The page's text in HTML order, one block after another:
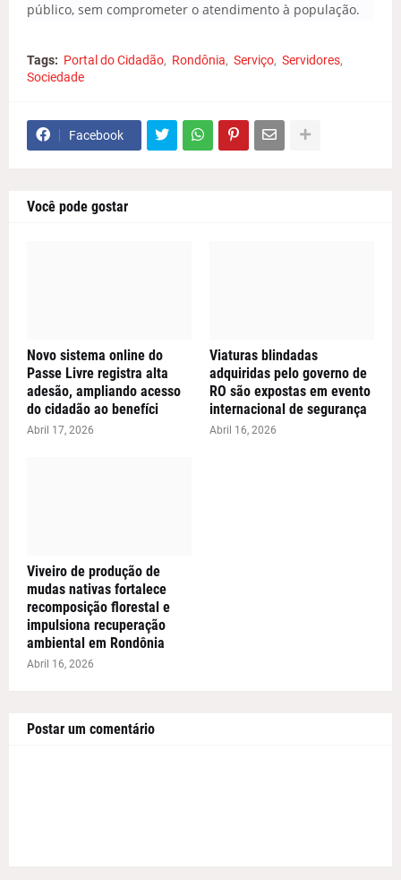
público, sem comprometer o atendimento à população.
Tags: Portal do Cidadão Rondônia Serviço Servidores
Sociedade
Facebook
Você pode gostar
Novo sistema online do
Passe Livre registra alta
adesão, ampliando acesso
do cidadão ao benefíci
Abril 17, 2026
Viaturas blindadas
adquiridas pelo governo de
RO são expostas em evento
internacional de segurança
Abril 16, 2026
Viveiro de produção de
mudas nativas fortalece
recomposição florestal e
impulsiona recuperação
ambiental em Rondônia
Abril 16, 2026
Postar um comentário